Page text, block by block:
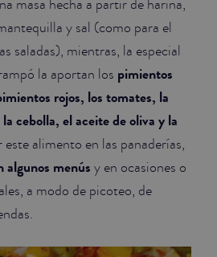
masa hecha a partir de harina,
y sal (como para el
saladas), mientras, la especial
la aportan los pimientos
rojos, los tomates, la
cebolla, el aceite de oliva y la
alimento en las panaderías,
menús y en ocasiones o
a modo de picoteo, de